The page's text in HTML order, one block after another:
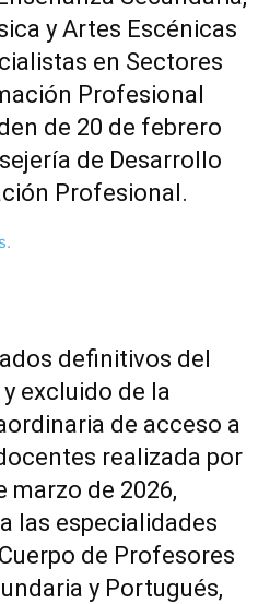
y Artes Escénicas
en Sectores
Profesional
de 20 de febrero
de Desarrollo
Profesional.
definitivos del
excluido de la
de acceso a
realizada por
marzo de 2026,
las especialidades
de Profesores
y Portugués,